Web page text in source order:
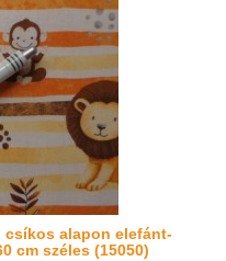
csíkos alapon elefánt-
cm széles (15050)